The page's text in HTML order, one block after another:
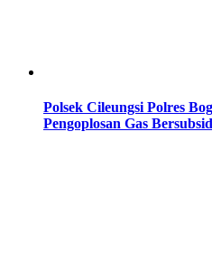
Polsek Cileungsi Polres
Pengoplosan Gas